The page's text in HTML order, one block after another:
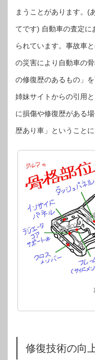
まうことがあります。(
てです) 自動車の査定に
られています。事故車
の災害により自動車の
の修復歴のあるもの」
姉妹サイトからの引用
に損傷や修復歴がある
歴あり車」ということ
修復技術の向